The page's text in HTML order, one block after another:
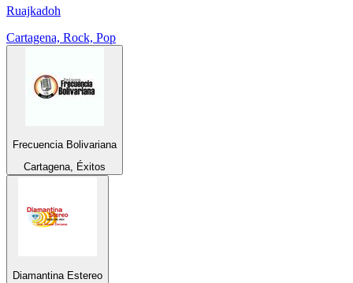
Ruajkadoh
Cartagena, Rock, Pop
Frecuencia Bolivariana
Cartagena, Éxitos
Diamantina Estereo